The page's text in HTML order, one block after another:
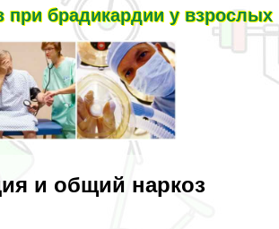
при брадикардии у взрослых
и общий наркоз